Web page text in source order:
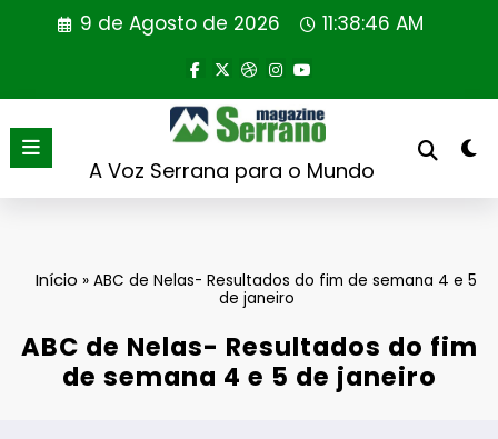
9 de Agosto de 2026 11:38:47 AM
A Voz Serrana para o Mundo
Início »ABC de Nelas- Resultados do fim de semana 4 e 5
de janeiro
ABC de Nelas- Resultados do fim
de semana 4 e 5 de janeiro